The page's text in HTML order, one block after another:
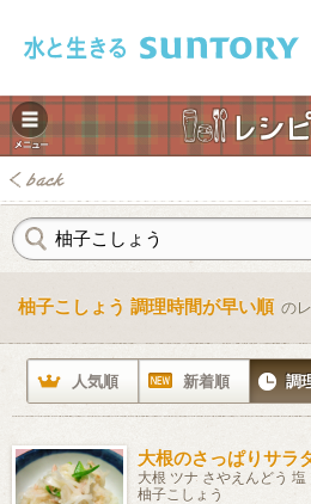
柚子こしょう 調理時間が早い順 の
人気順 新着順 調
大根のさっぱりサラ
大根 ツナ さやえんどう
柚子こしょう